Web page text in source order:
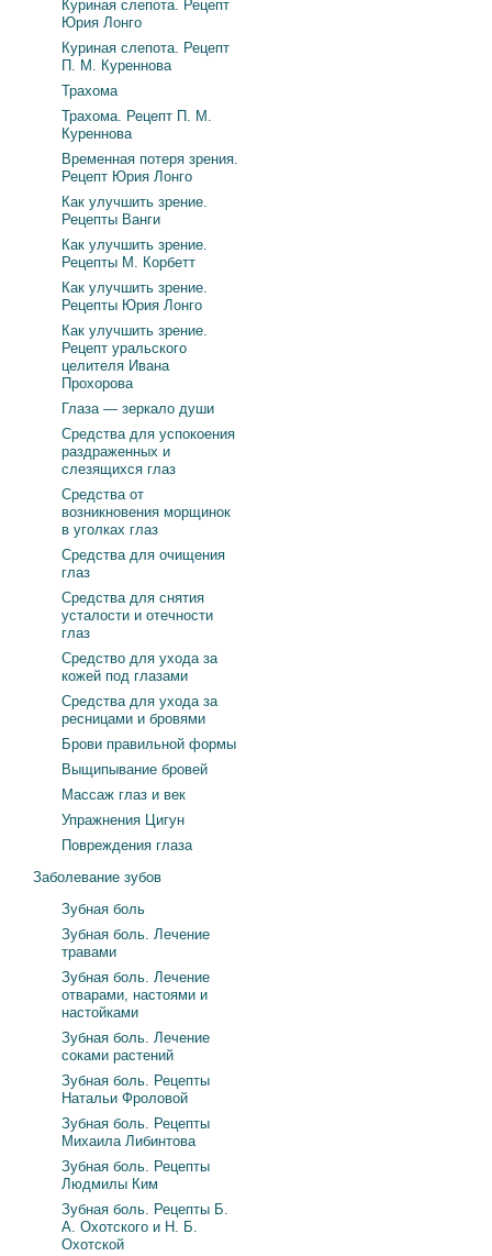
Куриная слепота. Рецепт
Юрия Лонго
Куриная слепота. Рецепт
П. М. Куреннова
Трахома
Трахома. Рецепт П. М.
Куреннова
Временная потеря зрения.
Рецепт Юрия Лонго
Как улучшить зрение.
Рецепты Ванги
Как улучшить зрение.
Рецепты М. Корбетт
Как улучшить зрение.
Рецепты Юрия Лонго
Как улучшить зрение.
Рецепт уральского
целителя Ивана
Прохорова
Глаза — зеркало души
Средства для успокоения
раздраженных и
слезящихся глаз
Средства от
возникновения морщинок
в уголках глаз
Средства для очищения
глаз
Средства для снятия
усталости и отечности
глаз
Средство для ухода за
кожей под глазами
Средства для ухода за
ресницами и бровями
Брови правильной формы
Выщипывание бровей
Массаж глаз и век
Упражнения Цигун
Повреждения глаза
Заболевание зубов
Зубная боль
Зубная боль. Лечение
травами
Зубная боль. Лечение
отварами, настоями и
настойками
Зубная боль. Лечение
соками растений
Зубная боль. Рецепты
Натальи Фроловой
Зубная боль. Рецепты
Михаила Либинтова
Зубная боль. Рецепты
Людмилы Ким
Зубная боль. Рецепты Б.
А. Охотского и Н. Б.
Охотской